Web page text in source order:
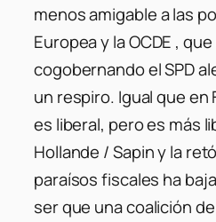
menos amigable a las
Europea y la OCDE ,
cogobernando el SPD
un respiro. Igual que en
es liberal, pero es más
Hollande / Sapin y la
paraísos fiscales ha
ser que una coalición de